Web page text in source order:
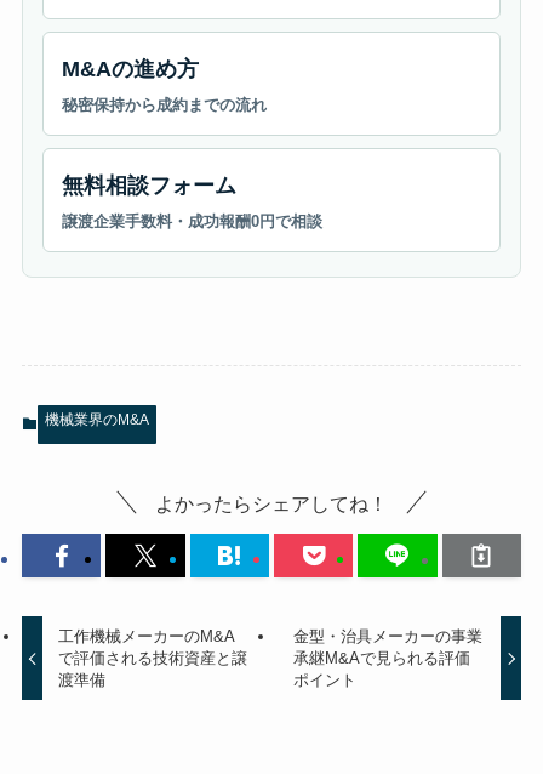
M&Aの進め方
秘密保持から成約までの流れ
無料相談フォーム
譲渡企業手数料・成功報酬0円で相談
機械業界のM&A
よかったらシェアしてね！
工作機械メーカーのM&A
で評価される技術資産と譲
渡準備
金型・治具メーカーの事業
承継M&Aで見られる評価
ポイント